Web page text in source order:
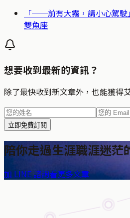
「──前有大霧，請小心駕
雙魚座
想要收到最新的資訊？
除了最快收到新文章外，也能獲得
立即免費訂閱
陪你走過生涯職涯迷茫
加 LINE 諮詢看更多文章